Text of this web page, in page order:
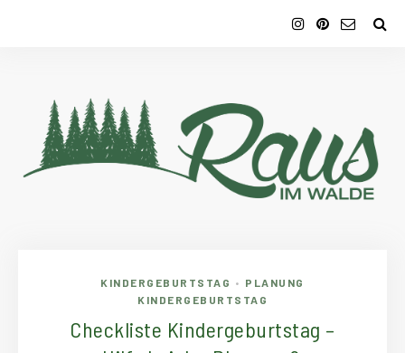
KINDERGEBURTSTAG •
PLANUNG
KINDERGEBURTSTAG
Checkliste Kindergeburtstag –